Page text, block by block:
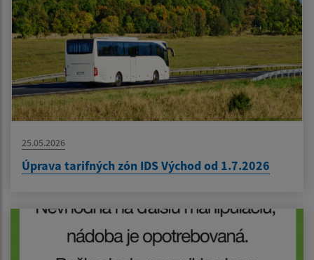
25.05.2026
Úprava tarifných zón IDS Východ od 1.7.2026